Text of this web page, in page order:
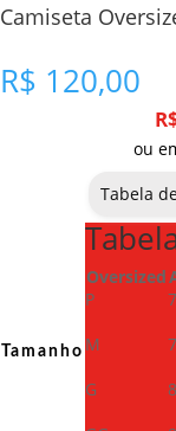
Camiseta
R$ 120,00
ou
Tamanho
Tabela
Oversized
P
M
G